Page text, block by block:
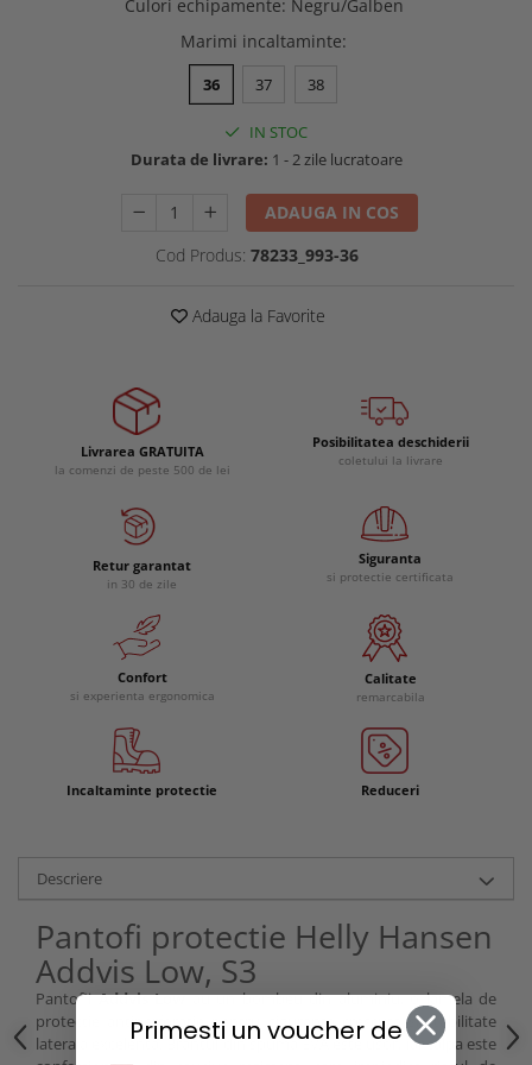
Buzunare externe
Echipamente specializate
Echipamente muncitori ferma
Echipamente mulgatori
Masti protectie
Culori echipamente: Negru/Galben
Marimi incaltaminte:
36 37 38
IN STOC
Durata de livrare: 1 - 2 zile lucratoare
ADAUGA IN COS
Cod Produs: 78233_993-36
Adauga la Favorite
Livrarea GRATUITA
la comenzi de peste 500 de lei
Posibilitatea deschiderii
coletului la livrare
Retur garantat
in 30 de zile
Siguranta
si protectie certificata
Confort
si experienta ergonomica
Calitate
remarcabila
Incaltaminte protectie Reduceri
Descriere
Pantofi protectie Helly Hansen
Addvis Low, S3
PantofiiAddvis Lowau un bombeu din aluminiu, o lamela de
protectie antiperforatie pentru siguranta crescuta si stabilitate
laterala excelenta. Brantul din spuma EVA este usor, iar talpa este
Primesti un voucher de